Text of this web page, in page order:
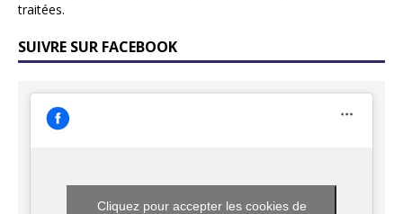
traitées.
SUIVRE SUR FACEBOOK
Cliquez pour accepter les cookies de